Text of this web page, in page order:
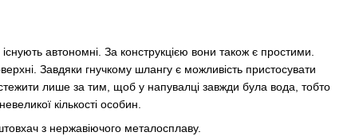
автономні. За конструкцією вони також є простими.
Завдяки гнучкому шлангу є можливість пристосувати
лише за тим, щоб у напувалці завжди була вода, тобто
кількості особин.
з нержавіючого металосплаву.